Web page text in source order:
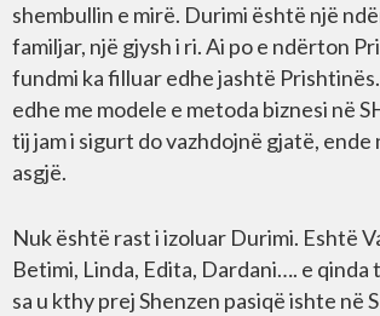
shembullin e mirë. Durimi është një
familjar, një gjysh i ri. Ai po e ndërton
fundmi ka filluar edhe jashtë
edhe me modele e metoda biznesi në
tij jam i sigurt do vazhdojnë gjatë, ende
asgjë.
Nuk është rast i izoluar Durimi. Eshtë
Betimi, Linda, Edita, Dardani…. e qinda
sa u kthy prej Shenzen pasiqë ishte në